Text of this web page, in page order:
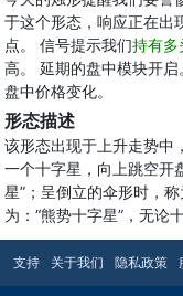
于这个形态，响应正在出
点。 信号提示我们持有多
高。 延期的盘中模块开
盘中价格变化。
形态描述
该形态出现于上升走势中
一个十字星，向上跳空开
星”；呈倒立的伞形时，
为：“熊势十字星”，无论
支持 关于我们 隐私政策